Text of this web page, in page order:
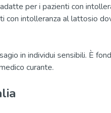
per i pazienti con
con intolleranza al lattosio
in individui sensibili. È
curante.